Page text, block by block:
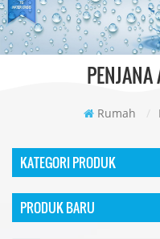
Rumah /
KATEGORI PRODUK
PRODUK BARU